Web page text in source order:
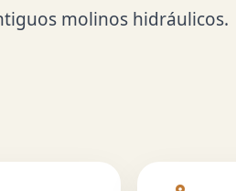
molinos hidráulicos.